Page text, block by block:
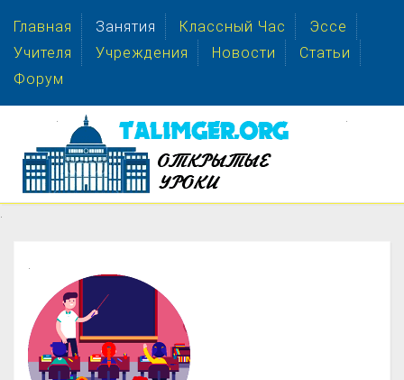
Главная Занятия Классный Час
Эссе
Учителя
Учреждения Новости
Статьи
Форум
.
.
. .